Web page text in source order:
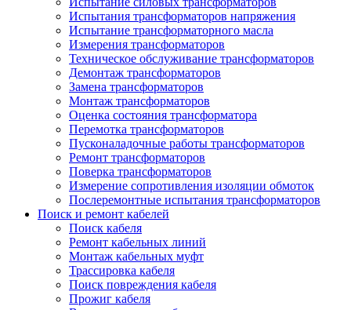
Испытания трансформаторов напряжения
Испытание трансформаторного масла
Измерения трансформаторов
Техническое обслуживание трансформаторов
Демонтаж трансформаторов
Замена трансформаторов
Монтаж трансформаторов
Оценка состояния трансформатора
Перемотка трансформаторов
Пусконаладочные работы трансформаторов
Ремонт трансформаторов
Поверка трансформаторов
Измерение сопротивления изоляции обмоток
Послеремонтные испытания трансформаторов
Поиск и ремонт кабелей
Поиск кабеля
Ремонт кабельных линий
Монтаж кабельных муфт
Трассировка кабеля
Поиск повреждения кабеля
Прожиг кабеля